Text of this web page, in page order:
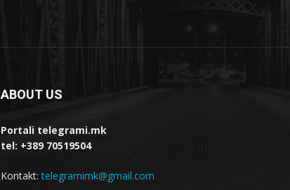
ABOUT US
Portali telegrami.mk
tel: +389 70519504
Kontakt:telegramimk@gmail.com